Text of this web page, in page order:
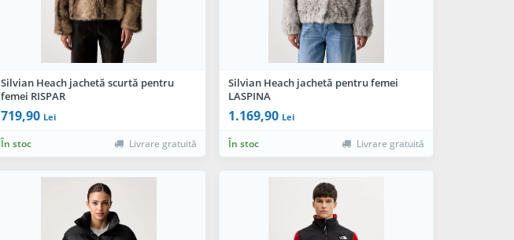
Silvian Heach jachetă scurtă pentru
femei RISPAR
719,90 Lei
În stoc Livrare gratuită
Silvian Heach jachetă pentru femei
LASPINA
1.169,90 Lei
În stoc Livrare gratuită